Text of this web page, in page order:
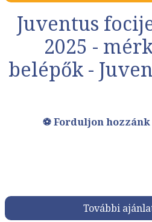
Juventus
2025 -
belépők -
⚽ Forduljon
További